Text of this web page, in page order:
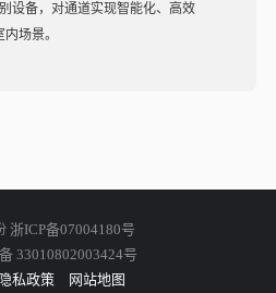
设备，对通道实现智能化、高效
场景。
浙ICP备07004180号
33010802003424号
隐私政策 网站地图